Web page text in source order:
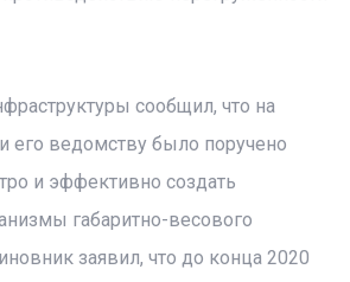
сообщил, что на
его ведомству было поручено
и эффективно создать
габаритно-весового
заявил, что до конца 2020